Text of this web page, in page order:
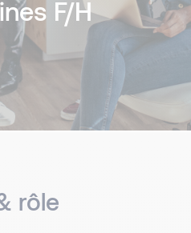
F/H
rôle